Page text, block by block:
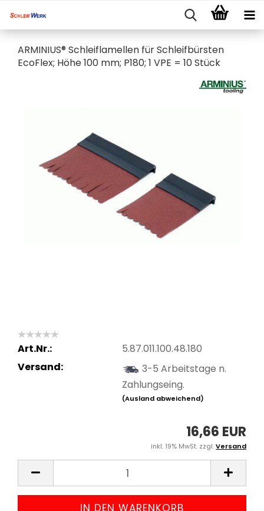
ARMINIUS® Schleiflamellen für Schleifbürsten
EcoFlex; Höhe 100 mm; P180; 1 VPE = 10 Stück
Art.Nr.:
5.87.011.100.48.180
Versand:
3-5 Arbeitstage n.
Zahlungseing.
(Ausland abweichend)
16,66 EUR
inkl. 19% MwSt. zzgl.Versand